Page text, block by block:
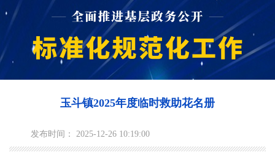
玉斗镇2025年度临时救助花名册
发布时间： 2025-12-26 10:19:00